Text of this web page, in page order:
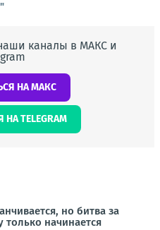
каналы в МАКС и
НА МАКС
TELEGRAM
но битва за
начинается